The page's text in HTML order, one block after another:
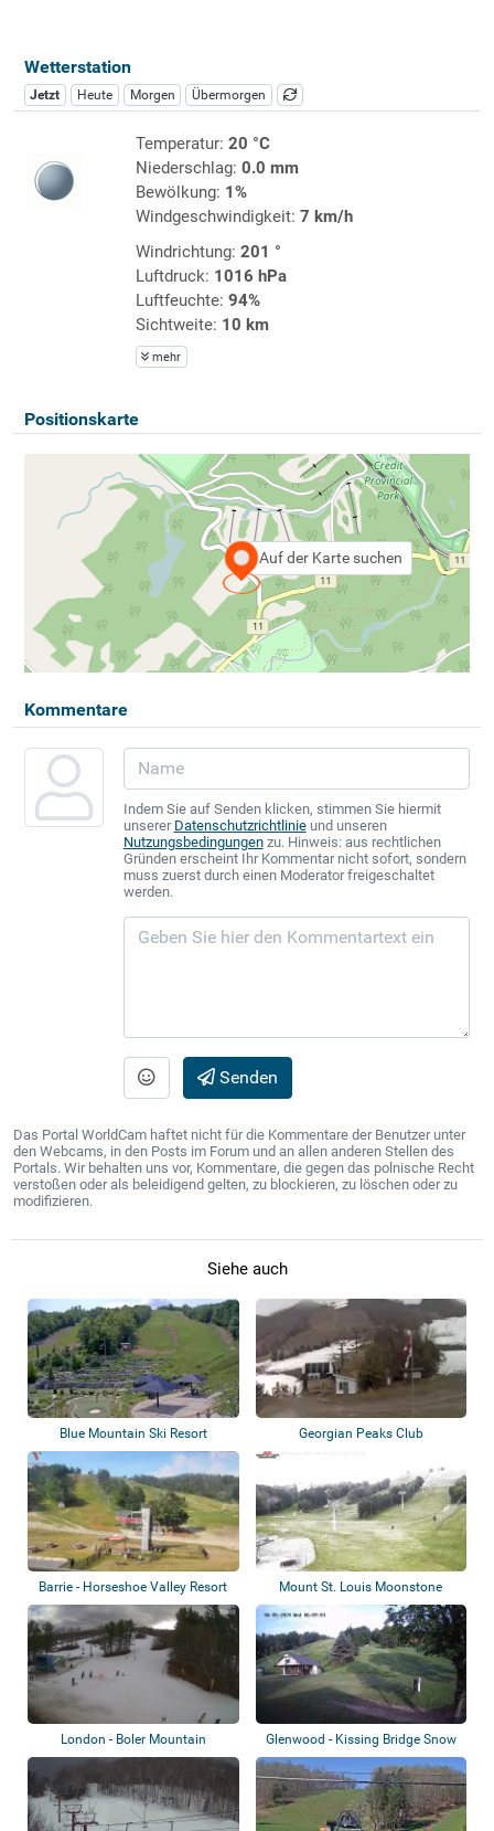
Wetterstation
Jetzt Heute Morgen Übermorgen
Temperatur: 20 °C
Niederschlag: 0.0 mm
Bewölkung: 1%
Windgeschwindigkeit: 7 km/h
Windrichtung: 201 °
Luftdruck: 1016 hPa
Luftfeuchte: 94%
Sichtweite: 10 km
mehr
Positionskarte
Auf der Karte suchen
Kommentare
Indem Sie auf Senden klicken, stimmen Sie hiermit
unserer Datenschutzrichtlinieund unseren
Nutzungsbedingungenzu. Hinweis: aus rechtlichen
Gründen erscheint Ihr Kommentar nicht sofort, sondern
muss zuerst durch einen Moderator freigeschaltet
werden.
Senden
Das Portal WorldCam haftet nicht für die Kommentare der Benutzer unter
den Webcams, in den Posts im Forum und an allen anderen Stellen des
Portals. Wir behalten uns vor, Kommentare, die gegen das polnische Recht
verstoßen oder als beleidigend gelten, zu blockieren, zu löschen oder zu
modifizieren.
Siehe auch
Blue Mountain Ski Resort Georgian Peaks Club
Barrie - Horseshoe Valley Resort Mount St. Louis Moonstone
London - Boler Mountain
Glenwood - Kissing Bridge Snow
Sports